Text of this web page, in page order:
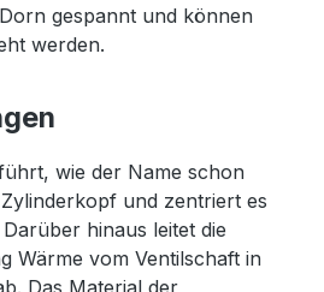
gespannt und können
werden.
wie der Name schon
und zentriert es
hinaus leitet die
Wärme vom Ventilschaft in
Das Material der